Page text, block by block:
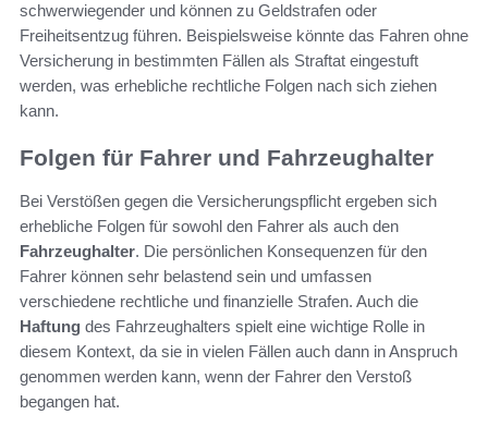
schwerwiegender und können zu Geldstrafen oder
Freiheitsentzug führen. Beispielsweise könnte das Fahren ohne
Versicherung in bestimmten Fällen als Straftat eingestuft
werden, was erhebliche rechtliche Folgen nach sich ziehen
kann.
Folgen für Fahrer und Fahrzeughalter
Bei Verstößen gegen die Versicherungspflicht ergeben sich
erhebliche Folgen für sowohl den Fahrer als auch den
Fahrzeughalter. Die persönlichen Konsequenzen für den
Fahrer können sehr belastend sein und umfassen
verschiedene rechtliche und finanzielle Strafen. Auch die
Haftung des Fahrzeughalters spielt eine wichtige Rolle in
diesem Kontext, da sie in vielen Fällen auch dann in Anspruch
genommen werden kann, wenn der Fahrer den Verstoß
begangen hat.